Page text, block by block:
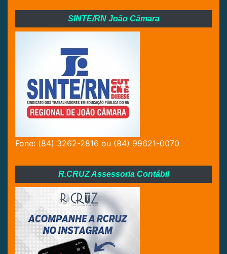
SINTE/RN João Câmara
Fone: (84) 3262-2816 ou (84) 99621-0070
R.CRUZ Assessoria Contábil